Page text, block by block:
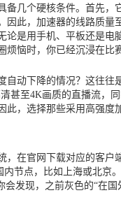
几个硬核条件。首先
此，加速器的线路质量
是用手机、平板还是
恼时，你已经沉浸在比
动下降的情况？这往
甚至4K画质的直播流，同
，选择那些采用高强
在官网下载对应的客
节点，比如上海或北京
现，之前灰色的“在